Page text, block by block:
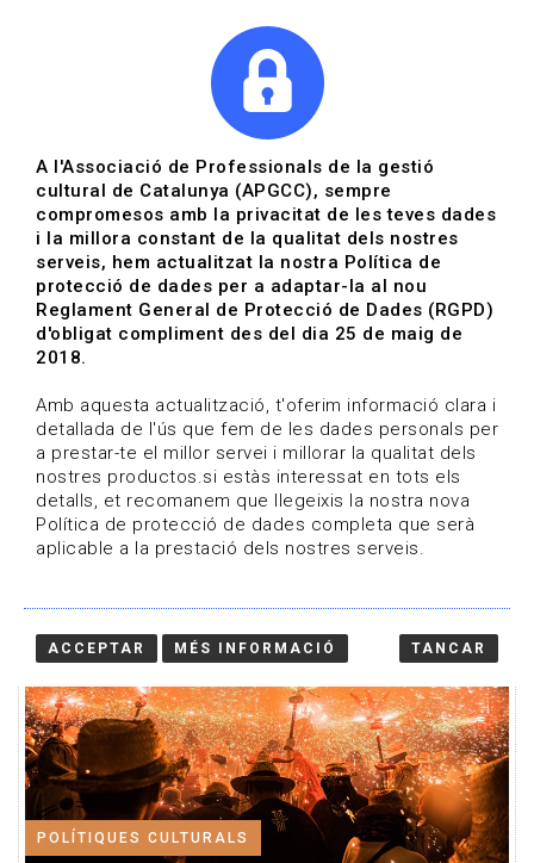
Actualitza't
Vols estar al dia?
HOME / BLOG
Estigues al dia
Convocatòries, activitats i notícies del sector de la
cultura.
POLÍTIQUES CULTURALS
A l'Associació de Professionals de la gestió
cultural de Catalunya (APGCC), sempre
compromesos amb la privacitat de les teves dades
i la millora constant de la qualitat dels nostres
serveis, hem actualitzat la nostra Política de
protecció de dades per a adaptar-la al nou
Reglament General de Protecció de Dades (RGPD)
d'obligat compliment des del dia 25 de maig de
2018.
Amb aquesta actualització, t'oferim informació clara i
detallada de l'ús que fem de les dades personals per
a prestar-te el millor servei i millorar la qualitat dels
nostres productos.si estàs interessat en tots els
detalls, et recomanem que llegeixis la nostra nova
Política de protecció de dades completa que serà
aplicable a la prestació dels nostres serveis.
ACCEPTAR MÉS INFORMACIÓ TANCAR